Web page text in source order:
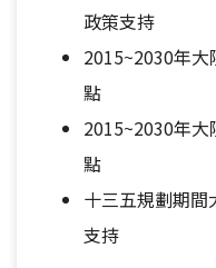
政策支持
2015~2030年
點
2015~2030年
點
十三五規劃期間
支持